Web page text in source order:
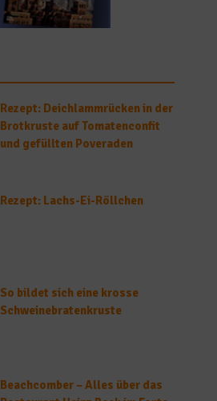
Rezept: Deichlammrücken in der
Brotkruste auf Tomatenconfit
und gefüllten Poveraden
Rezept: Lachs-Ei-Röllchen
So bildet sich eine krosse
Schweinebratenkruste
Beachcomber – Alles über das